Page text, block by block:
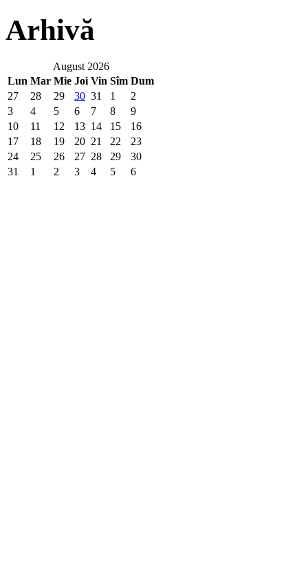
Arhivă
August 2026
Lun Mar Mie Joi Vin Sîm Dum
27
28 29 30 31 1
2
3
4 5 6 7 8
9
10
11 12 13 14 15
16
17
18 19 20 21 22
23
24
25 26 27 28 29
30
31
1 2 3 4 5 6